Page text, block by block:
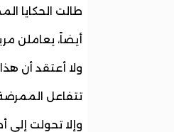
طالت الحكايا
أيضاً، يعاملن
ولا أعتقد أن
تتفاعل
وإلا تحولت إلي